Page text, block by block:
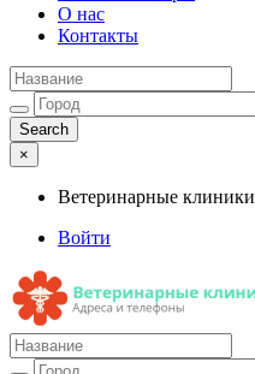
О нас
Контакты
×
Ветеринарные клиники
Войти
Ветеринарные клиники
Адреса и телефоны